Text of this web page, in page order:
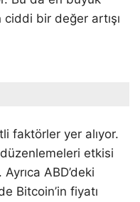
ciddi bir değer artışı
faktörler yer alıyor.
düzenlemeleri etkisi
ABD’deki
Bitcoin’in fiyatı